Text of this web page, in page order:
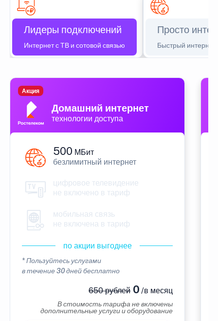
Лидеры подключений
Интернет с ТВ и сотовой связью
Просто
Быстрый интернет
Домашний интернет
технологии доступа
Акция
500 МБит
безлимитный интернет
цифровое телевидение
не включено в тариф
мобильная связь
не включена в тариф
по акции выгоднее
* Пользуйтесь услугами
в течение 30 дней бесплатно
650 рублей0 /в месяц
В стоимость тарифа не включены
дополнительные услуги и оборудование